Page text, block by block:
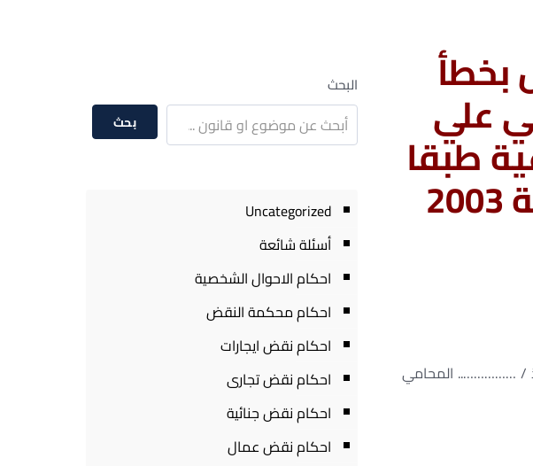
بخطأ
علي
طبقا
/ …………….. المحامي
البحث
بحث
Uncategorized
أسئلة شائعة
احكام الاحوال الشخصية
احكام محكمة النقض
احكام نقض ايجارات
احكام نقض تجارى
احكام نقض جنائية
احكام نقض عمال